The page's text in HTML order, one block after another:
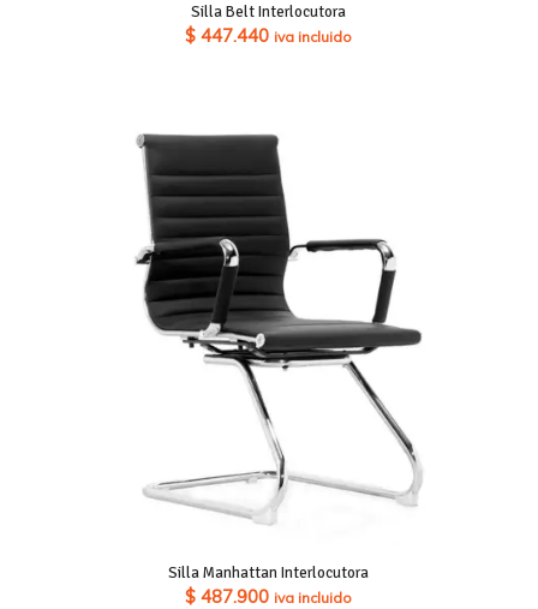
Silla Belt Interlocutora
$ 447.440 iva incluido
Silla Manhattan Interlocutora
$ 487.900 iva incluido